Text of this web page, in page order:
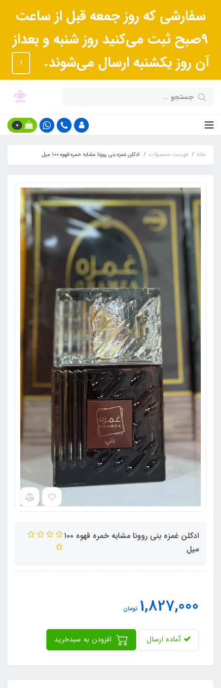
سفارشی که روز جمعه قبل از ساعت
9صبح ثبت می‌کنید روز شنبه و بعداز
آن روز یکشنبه ارسال می‌شوند.
ا
0
خانه فهرست محصولات ادکلن غمزه بنی روونا مشابه خمره قهوه ١٠٠ میل
ادکلن غمزه بنی روونا مشابه خمره قهوه ١٠٠
میل
1,827,000 تومان
آماده ارسال